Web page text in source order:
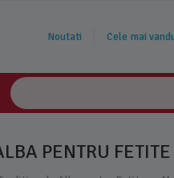
Noutati Cele mai
PENTRU